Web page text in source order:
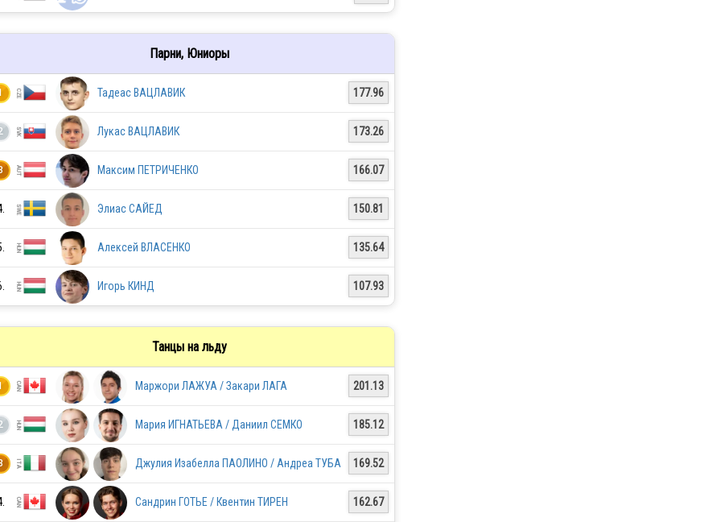
GER
AUT
SLO
Парни, Юниоры
Тадеас ВАЦЛАВИК 177.96
Лукас ВАЦЛАВИК 173.26
Максим ПЕТРИЧЕНКО 166.07
Элиас САЙЕД 150.81
Алексей ВЛАСЕНКО 135.64
Игорь КИНД 107.93
Танцы на льду
Маржори ЛАЖУА / Закари ЛАГА 201.13
Мария ИГНАТЬЕВА / Даниил СЕМКО 185.12
Джулия Изабелла ПАОЛИНО / Андреа ТУБА 169.52
Сандрин ГОТЬЕ / Квентин ТИРЕН 162.67